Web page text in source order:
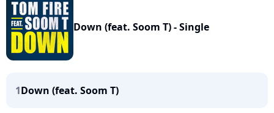
Down (feat. Soom T) - Single
1Down (feat. Soom T)